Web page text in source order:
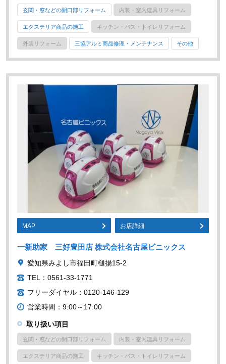
玄関・窓などの開口部リフォーム 内装・室内建具リフォーム
エクステリア商品の施工 キッチン・バス・トイレリフォーム
外装リフォーム 三協アルミ商品修理・メンテナンス その他
MAP お店詳細
一新助家 三好豊田店 株式会社名古屋ビニックス
愛知県みよし市福田町樋揚15-2
TEL：0561-33-1771
フリーダイヤル：0120-146-129
営業時間：9:00～17:00
取り扱い項目
玄関・窓などの開口部リフォーム 内装・室内建具リフォーム
エクステリア商品の施工 キッチン・バス・トイレリフォーム